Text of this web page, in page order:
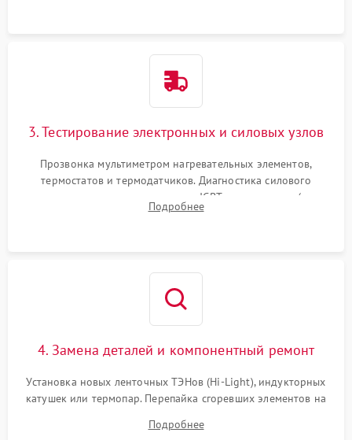
3. Тестирование электронных и силовых узлов
Прозвонка мультиметром нагревательных элементов,
термостатов и термодатчиков. Диагностика силового
модуля, реле, диодных мостов и IGBT-транзисторов (для
индукции). Проверка кранов и газ-контроля (для газовых
Подробнее
4. Замена деталей и компонентный ремонт
Установка новых ленточных ТЭНов (Hi-Light), индукторных
катушек или термопар. Перепайка сгоревших элементов на
дорожек. Очистка контактов и замена поврежденной
Подробнее